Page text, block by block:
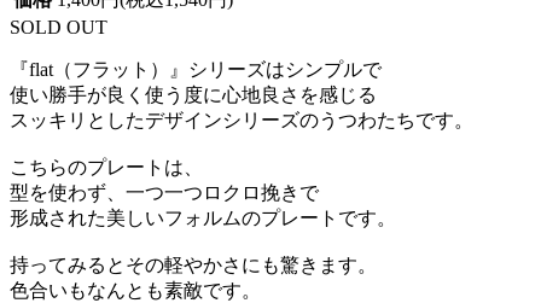
SOLD OUT
『flat（フラット）』シリーズはシンプルで
使い勝手が良く使う度に心地良さを感じる
スッキリとしたデザインシリーズのうつわたちです。
こちらのプレートは、
型を使わず、一つ一つロクロ挽きで
形成された美しいフォルムのプレートです。
持ってみるとその軽やかさにも驚きます。
色合いもなんとも素敵です。